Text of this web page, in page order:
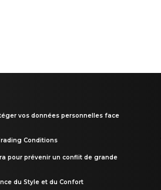
vos données personnelles face
Conditions
pour prévenir un conflit de grande
du Style et du Confort